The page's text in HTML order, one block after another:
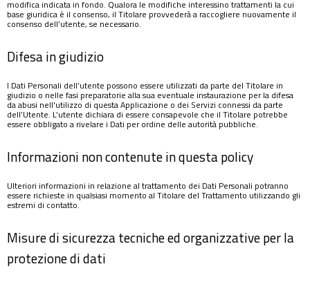
modifica indicata in fondo. Qualora le modifiche interessino trattamenti la cui
base giuridica è il consenso, il Titolare provvederà a raccogliere nuovamente il
consenso dell’utente, se necessario.
Difesa in giudizio
I Dati Personali dell’utente possono essere utilizzati da parte del Titolare in
giudizio o nelle fasi preparatorie alla sua eventuale instaurazione per la difesa
da abusi nell'utilizzo di questa Applicazione o dei Servizi connessi da parte
dell’Utente. L’utente dichiara di essere consapevole che il Titolare potrebbe
essere obbligato a rivelare i Dati per ordine delle autorità pubbliche.
Informazioni non contenute in questa policy
Ulteriori informazioni in relazione al trattamento dei Dati Personali potranno
essere richieste in qualsiasi momento al Titolare del Trattamento utilizzando gli
estremi di contatto.
Misure di sicurezza tecniche ed organizzative per la
protezione di dati